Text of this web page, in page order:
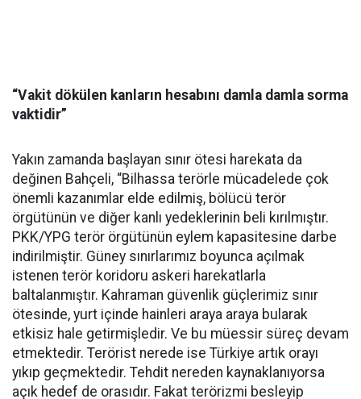
“Vakit dökülen kanların hesabını damla damla sorma
vaktidir”
Yakın zamanda başlayan sınır ötesi harekata da
değinen Bahçeli, “Bilhassa terörle mücadelede çok
önemli kazanımlar elde edilmiş, bölücü terör
örgütünün ve diğer kanlı yedeklerinin beli kırılmıştır.
PKK/YPG terör örgütünün eylem kapasitesine darbe
indirilmiştir. Güney sınırlarımız boyunca açılmak
istenen terör koridoru askeri harekatlarla
baltalanmıştır. Kahraman güvenlik güçlerimiz sınır
ötesinde, yurt içinde hainleri araya araya bularak
etkisiz hale getirmişledir. Ve bu müessir süreç devam
etmektedir. Terörist nerede ise Türkiye artık orayı
yıkıp geçmektedir. Tehdit nereden kaynaklanıyorsa
açık hedef de orasıdır. Fakat terörizmi besleyip